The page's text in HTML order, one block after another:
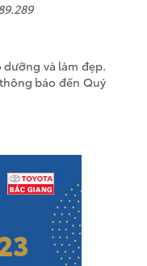
và làm đẹp.
báo đến Quý